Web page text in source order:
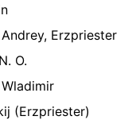
Erzpriester
O.
(Erzpriester)